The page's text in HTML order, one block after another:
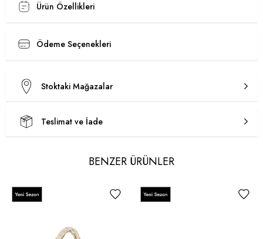
Ürün Özellikleri
Ödeme Seçenekleri
Stoktaki Mağazalar
Teslimat ve İade
BENZER ÜRÜNLER